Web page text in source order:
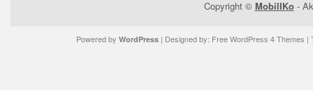
Copyright © MobilIKo-
Powered by WordPress| Designed by: Free WordPress 4 Themes |